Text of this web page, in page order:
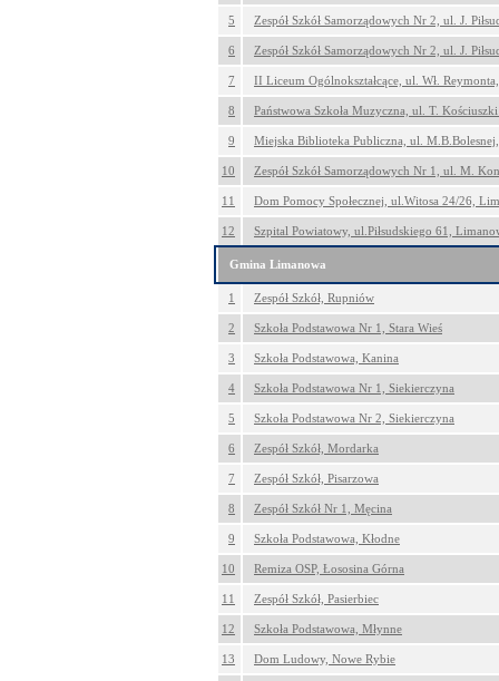
5 Zespół Szkół Samorządowych Nr 2, ul. J.
6 Zespół Szkół Samorządowych Nr 2, ul. J.
7 II Liceum Ogólnokształcące, ul. Wł.
8 Państwowa Szkoła Muzyczna, ul. T.
9 Miejska Biblioteka Publiczna, ul.
10 Zespół Szkół Samorządowych Nr 1, ul. M.
11 Dom Pomocy Społecznej, ul.Witosa 24/26,
12 Szpital Powiatowy, ul.Piłsudskiego 61,
Gmina Limanowa
1 Zespół Szkół, Rupniów
2 Szkoła Podstawowa Nr 1, Stara Wieś
3 Szkoła Podstawowa, Kanina
4 Szkoła Podstawowa Nr 1, Siekierczyna
5 Szkoła Podstawowa Nr 2, Siekierczyna
6 Zespół Szkół, Mordarka
7 Zespół Szkół, Pisarzowa
8 Zespół Szkół Nr 1, Męcina
9 Szkoła Podstawowa, Kłodne
10 Remiza OSP, Łososina Górna
11 Zespół Szkół, Pasierbiec
12 Szkoła Podstawowa, Młynne
13 Dom Ludowy, Nowe Rybie